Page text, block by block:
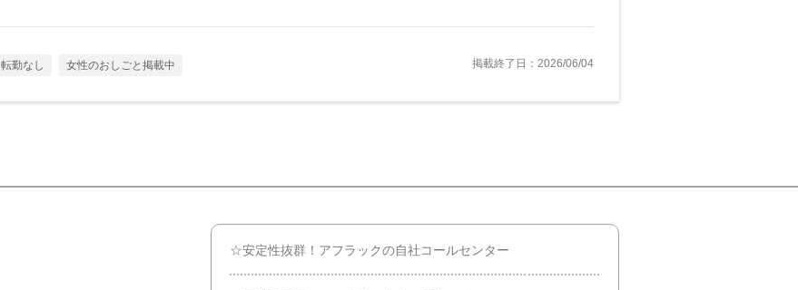
転勤なし 女性のおしごと掲載中 掲載終了日：2026/06/04
☆安定性抜群！アフラックの自社コールセンター